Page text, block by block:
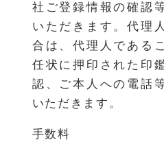
社ご登録情報の確認
いただきます。代理
合は、代理人である
任状に押印された印
認、ご本人への電話
いただきます。
手数料